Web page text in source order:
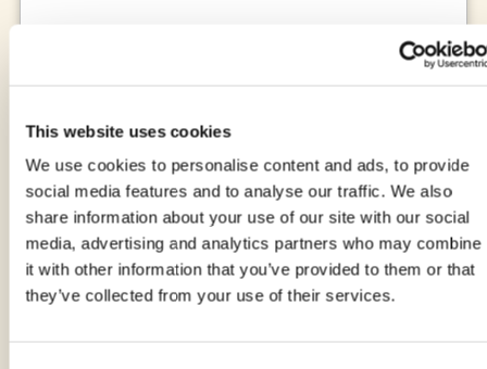
This website uses cookies
We use cookies to personalise content and ads, to provide
social media features and to analyse our traffic. We also
share information about your use of our site with our social
media, advertising and analytics partners who may combine
it with other information that you’ve provided to them or that
they’ve collected from your use of their services.
Tramezzino tonno, uovo e salsa alla
rucola
di EMANUELA GHINAZZI